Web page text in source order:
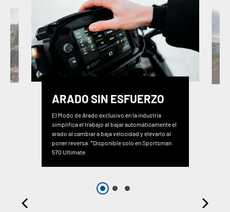
ARADO SIN ESFUERZO
El Modo de Arado exclusivo en la industria
simplifica el trabajo al bajar automáticamente el
arado al cambiar a baja velocidad y elevarlo al
poner reversa. *Disponible solo en Sportsman
570 Ultimate.